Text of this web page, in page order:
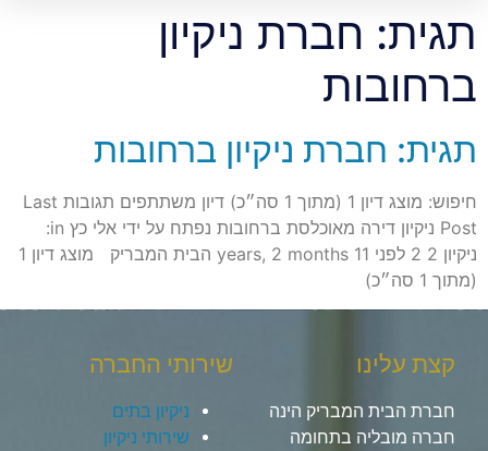
תגית: חברת ניקיון
ברחובות
תגית: חברת ניקיון ברחובות
חיפוש: מוצג דיון 1 (מתוך 1 סה״כ) דיון משתתפים תגובות Last
Post ניקיון דירה מאוכלסת ברחובות נפתח על ידי אלי כץ in:
ניקיון 2 2 לפני 11 years, 2 months הבית המבריק מוצג דיון 1
(מתוך 1 סה״כ)
קצת עלינו
חברת הבית המבריק הינה
חברה מובליה בתחומה
שירותי החברה
ניקיון בתים
שירותי ניקיון